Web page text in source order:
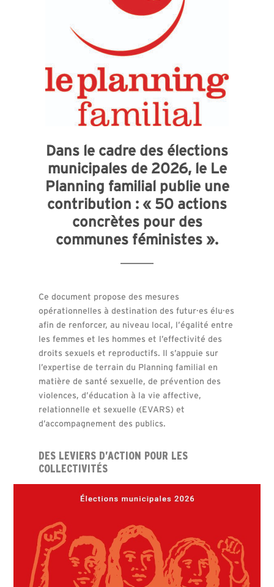
Dans le cadre des élections
municipales de 2026, le Le
Planning familial publie une
contribution : « 50 actions
concrètes pour des
communes féministes ».
Ce document propose des mesures
opérationnelles à destination des futur·es élu·es
afin de renforcer, au niveau local, l’égalité entre
les femmes et les hommes et l’effectivité des
droits sexuels et reproductifs. Il s’appuie sur
l’expertise de terrain du Planning familial en
matière de santé sexuelle, de prévention des
violences, d’éducation à la vie affective,
relationnelle et sexuelle (EVARS) et
d’accompagnement des publics.
DES LEVIERS D’ACTION POUR LES
COLLECTIVITÉS